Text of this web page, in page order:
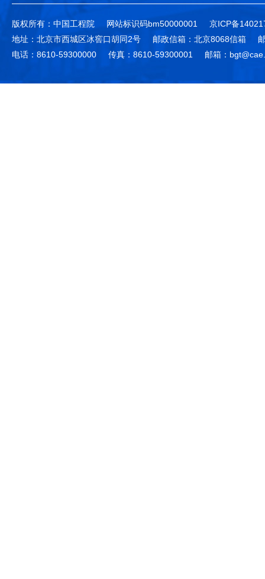
版权所有：中国工程院 网站标识码bm50000001
京ICP备
地址：北京市西城区冰窖口胡同2号
邮政信箱：北京8068信箱
电话：8610-59300000
传真：8610-59300001 邮箱：